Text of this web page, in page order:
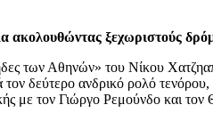
ακολουθώντας ξεχωριστούς
των Αθηνών» του Νίκου
δεύτερο ανδρικό ρολό
με τον Γιώργο Ρεμούνδο και τον